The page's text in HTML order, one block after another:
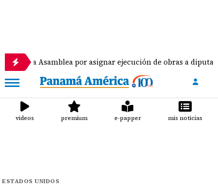
por asignar ejecución de obras a diputados
videos premium e-papper mis noticias
ESTADOS UNIDOS